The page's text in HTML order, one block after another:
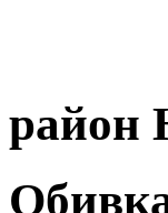
район